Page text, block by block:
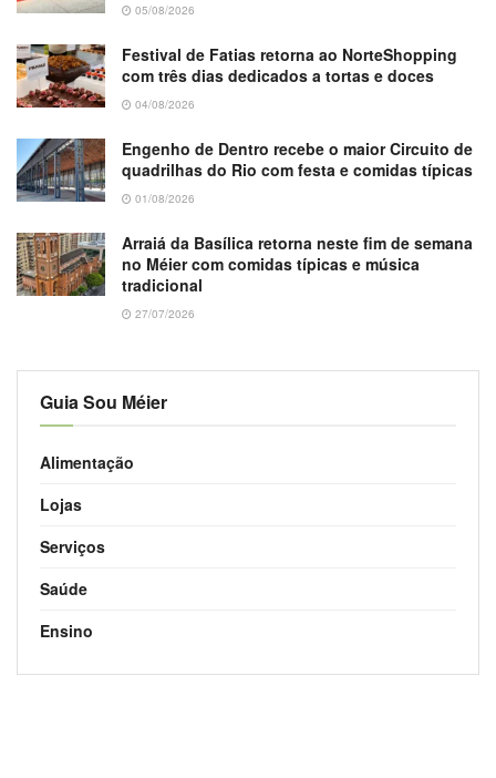
05/08/2026
Festival de Fatias retorna ao NorteShopping
com três dias dedicados a tortas e doces
04/08/2026
Engenho de Dentro recebe o maior Circuito de
quadrilhas do Rio com festa e comidas típicas
01/08/2026
Arraiá da Basílica retorna neste fim de semana
no Méier com comidas típicas e música
tradicional
27/07/2026
Guia Sou Méier
Alimentação
Lojas
Serviços
Saúde
Ensino